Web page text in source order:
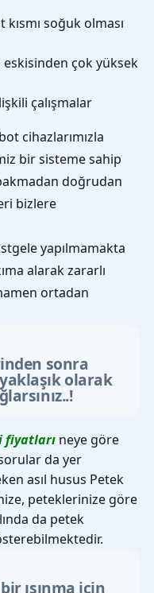
kısmı soğuk olması
eskisinden çok yüksek
çalışmalar
cihazlarımızla
bir sisteme sahip
doğrudan
bizlere
yapılmamakta
alarak zararlı
ortadan
sonra
olarak
fiyatlarıneye göre
da yer
asıl husus Petek
peteklerinize göre
da petek
ısınma için